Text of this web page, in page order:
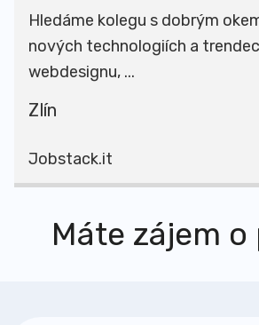
Hledáme kolegu s dobrým
nových technologiích a
webdesignu, ...
Zlín
Jobstack.it
Máte zájem o